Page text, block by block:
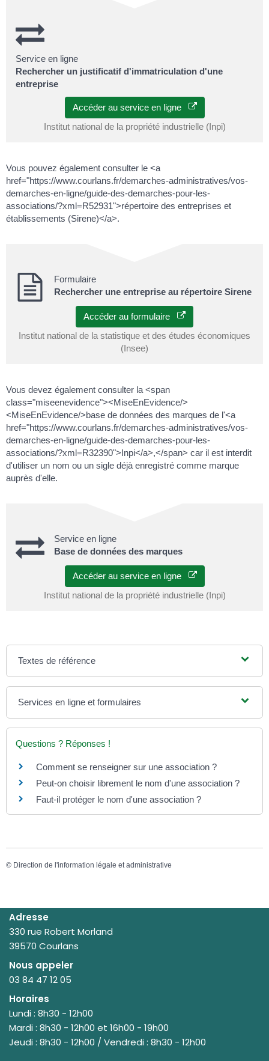
Service en ligne
Rechercher un justificatif d'immatriculation d'une
entreprise
Accéder au service en ligne
Institut national de la propriété industrielle (Inpi)
Vous pouvez également consulter le <a
href="https://www.courlans.fr/demarches-administratives/vos-
demarches-en-ligne/guide-des-demarches-pour-les-
associations/?xml=R52931">répertoire des entreprises et
établissements (Sirene)</a>.
Formulaire
Rechercher une entreprise au répertoire Sirene
Accéder au formulaire
Institut national de la statistique et des études économiques
(Insee)
Vous devez également consulter la <span
class="miseenevidence"><MiseEnEvidence/>
<MiseEnEvidence/>base de données des marques de l'<a
href="https://www.courlans.fr/demarches-administratives/vos-
demarches-en-ligne/guide-des-demarches-pour-les-
associations/?xml=R32390">Inpi</a>,</span> car il est interdit
d'utiliser un nom ou un sigle déjà enregistré comme marque
auprès d'elle.
Service en ligne
Base de données des marques
Accéder au service en ligne
Institut national de la propriété industrielle (Inpi)
Textes de référence
Services en ligne et formulaires
Questions ? Réponses !
Comment se renseigner sur une association ?
Peut-on choisir librement le nom d'une association ?
Faut-il protéger le nom d'une association ?
© Direction de l'information légale et administrative
Adresse
330 rue Robert Morland
39570 Courlans
Nous appeler
03 84 47 12 05
Horaires
Lundi : 8h30 - 12h00
Mardi : 8h30 - 12h00 et 16h00 - 19h00
Jeudi : 8h30 - 12h00 / Vendredi : 8h30 - 12h00